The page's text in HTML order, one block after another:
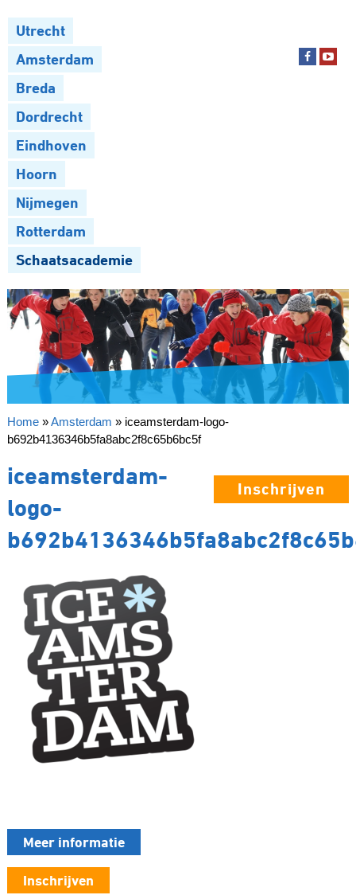
Utrecht
Amsterdam
Breda
Dordrecht
Eindhoven
Hoorn
Nijmegen
Rotterdam
Schaatsacademie
Home»Amsterdam » iceamsterdam-logo-
b692b4136346b5fa8abc2f8c65b6bc5f
Inschrijven
iceamsterdam-
logo-
Meer informatie
Inschrijven